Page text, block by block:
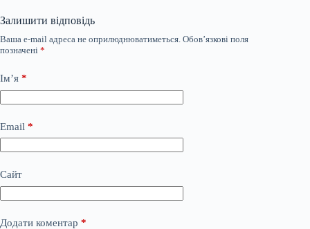
Залишити відповідь
Ваша e-mail адреса не оприлюднюватиметься. Обов’язкові поля
позначені *
Ім’я *
Email *
Сайт
Додати коментар *